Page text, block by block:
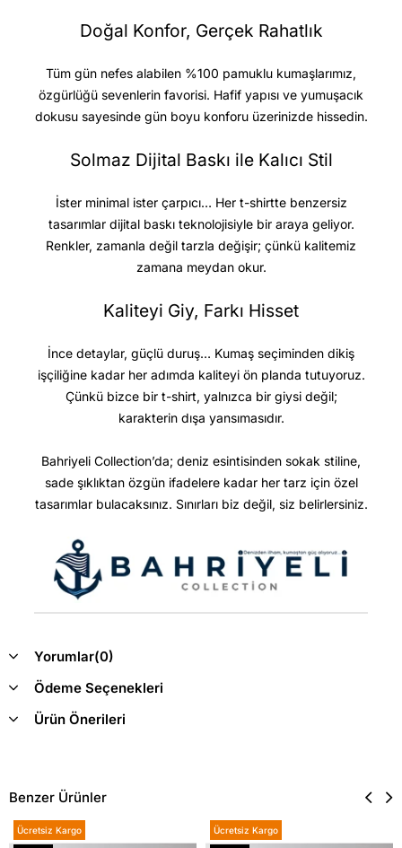
Doğal Konfor, Gerçek Rahatlık
Tüm gün nefes alabilen %100 pamuklu kumaşlarımız,
özgürlüğü sevenlerin favorisi. Hafif yapısı ve yumuşacık
dokusu sayesinde gün boyu konforu üzerinizde hissedin.
Solmaz Dijital Baskı ile Kalıcı Stil
İster minimal ister çarpıcı… Her t-shirtte benzersiz
tasarımlar dijital baskı teknolojisiyle bir araya geliyor.
Renkler, zamanla değil tarzla değişir; çünkü kalitemiz
zamana meydan okur.
Kaliteyi Giy, Farkı Hisset
İnce detaylar, güçlü duruş… Kumaş seçiminden dikiş
işçiliğine kadar her adımda kaliteyi ön planda tutuyoruz.
Çünkü bizce bir t-shirt, yalnızca bir giysi değil;
karakterin dışa yansımasıdır.
Bahriyeli Collection’da; deniz esintisinden sokak stiline,
sade şıklıktan özgün ifadelere kadar her tarz için özel
tasarımlar bulacaksınız. Sınırları biz değil, siz belirlersiniz.
Yorumlar(0)
Ödeme Seçenekleri
Ürün Önerileri
Benzer Ürünler
Ücretsiz Kargo Ücretsiz Kargo